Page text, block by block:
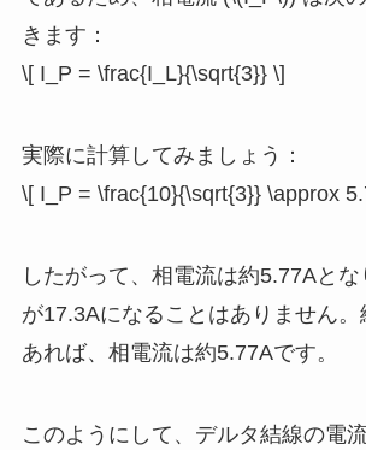
きます：
\[ I_P = \frac{I_L}{\sqrt{3}} \]
実際に計算してみましょう：
\[ I_P = \frac{10}{\sqrt{3}} \approx
したがって、相電流は約5.77Aと
が17.3Aになることはありません
あれば、相電流は約5.77Aです。
このようにして、デルタ結線の電